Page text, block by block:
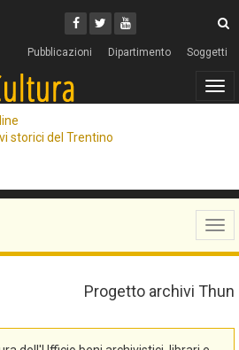
Facebook
Twitter
Youtube
Pubblicazioni Dipartimento Soggetti
storici del Trentino
Progetto archivi Thun